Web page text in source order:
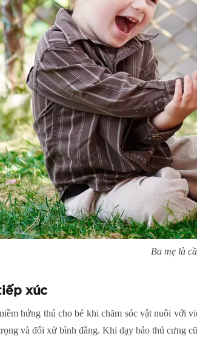
Ba mẹ là
xúc
hứng thú cho bé khi chăm sóc vật nuôi với
và đối xử bình đẳng. Khi dạy bảo thú cưng